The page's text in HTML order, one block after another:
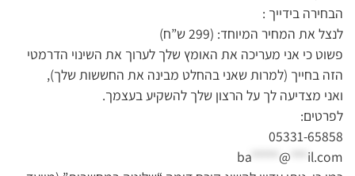
הבחירה בידייך :
לנצל את המחיר המיוחד: (299 ש”ח)
פשוט כי אני מעריכה את האומץ שלך לערוך את השינוי הדרמטי
הזה בחייך (למרות שאני בהחלט מבינה את החששות שלך),
ואני מצדיעה לך על הרצון שלך להשקיע בעצמך.
לפרטים:
05331-65858
ba
@
il.com